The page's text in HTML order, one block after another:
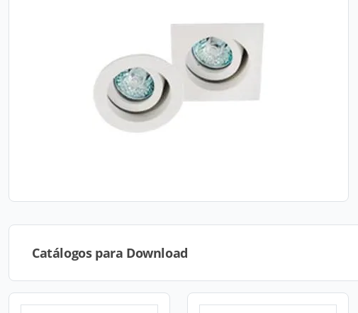
Catálogos para Download